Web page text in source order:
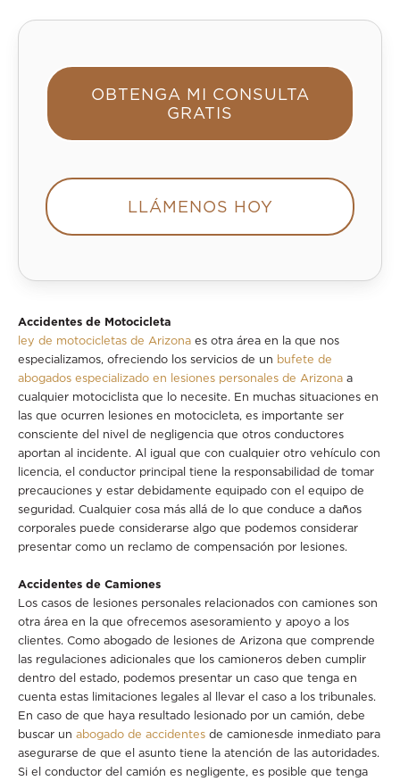
OBTENGA MI CONSULTA
GRATIS
LLÁMENOS HOY
Accidentes de Motocicleta
ley de motocicletas de Arizona es otra área en la que nos
especializamos, ofreciendo los servicios de un bufete de
abogados especializado en lesiones personales de Arizona a
cualquier motociclista que lo necesite. En muchas situaciones en
las que ocurren lesiones en motocicleta, es importante ser
consciente del nivel de negligencia que otros conductores
aportan al incidente. Al igual que con cualquier otro vehículo con
licencia, el conductor principal tiene la responsabilidad de tomar
precauciones y estar debidamente equipado con el equipo de
seguridad. Cualquier cosa más allá de lo que conduce a daños
corporales puede considerarse algo que podemos considerar
presentar como un reclamo de compensación por lesiones.
Accidentes de Camiones
Los casos de lesiones personales relacionados con camiones son
otra área en la que ofrecemos asesoramiento y apoyo a los
clientes. Como abogado de lesiones de Arizona que comprende
las regulaciones adicionales que los camioneros deben cumplir
dentro del estado, podemos presentar un caso que tenga en
cuenta estas limitaciones legales al llevar el caso a los tribunales.
En caso de que haya resultado lesionado por un camión, debe
buscar un abogado de accidentes de camionesde inmediato para
asegurarse de que el asunto tiene la atención de las autoridades.
Si el conductor del camión es negligente, es posible que tenga